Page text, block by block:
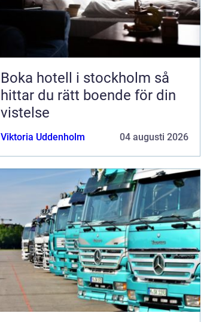
Boka hotell i stockholm så
hittar du rätt boende för din
vistelse
Viktoria Uddenholm 04 augusti 2026